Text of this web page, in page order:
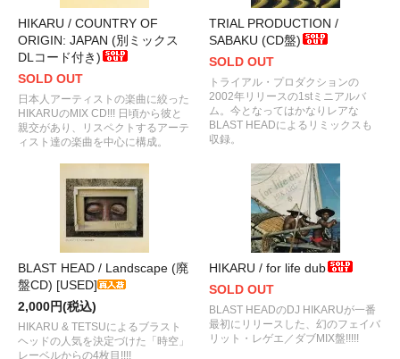
HIKARU / COUNTRY OF
ORIGIN: JAPAN (別ミックス
DLコード付き)
SOLD OUT
日本人アーティストの楽曲に絞った
HIKARUのMIX CD!!! 日頃から彼と
親交があり、リスペクトするアーテ
ィスト達の楽曲を中心に構成。
TRIAL PRODUCTION /
SABAKU (CD盤)
SOLD OUT
トライアル・プロダクションの
2002年リリースの1stミニアルバ
ム。今となってはかなりレアな
BLAST HEADによるリミックスも
収録。
BLAST HEAD / Landscape (廃
盤CD) [USED]
2,000円(税込)
HIKARU & TETSUによるブラスト
ヘッドの人気を決定づけた「時空」
レーベルからの4枚目!!!!
HIKARU / for life dub
SOLD OUT
BLAST HEADのDJ HIKARUが一番
最初にリリースした、幻のフェイバ
リット・レゲエ／ダブMIX盤!!!!!